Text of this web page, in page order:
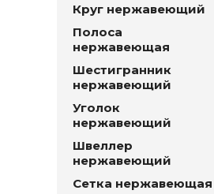
Круг нержавеющий
Полоса
нержавеющая
Шестигранник
нержавеющий
Уголок
нержавеющий
Швеллер
нержавеющий
Сетка нержавеющая